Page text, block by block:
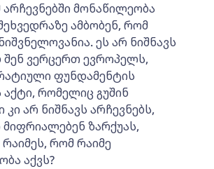
მონაწილეობა
ამბობენ, რომ
ეს არ ნიშნავს
შენ ვერცერთ ევროპელს,
ფუნდამენტის
აქტი, რომელიც გუშინ
არ ნიშნავს არჩევნებს,
ზარქუას,
რაიმეს, რომ რაიმე
აქვს?